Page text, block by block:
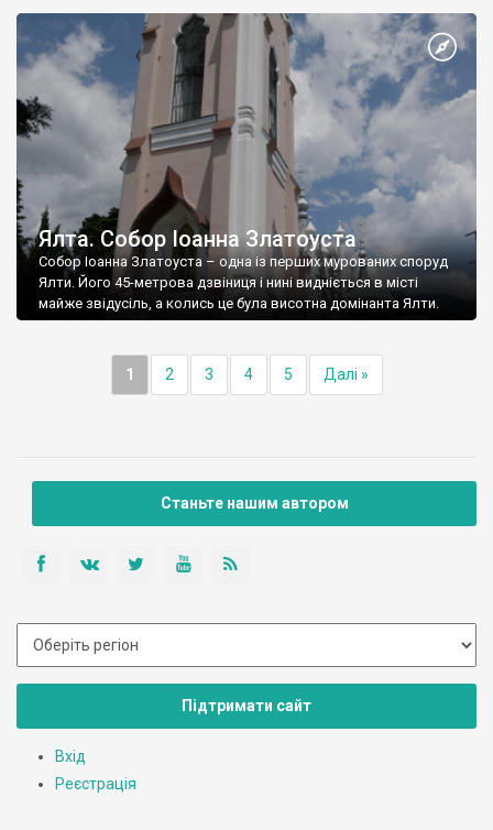
Ялта. Собор Іоанна Златоуста
Собор Іоанна Златоуста – одна із перших мурованих споруд
Ялти. Його 45-метрова дзвіниця і нині видніється в місті
майже звідусіль, а колись це була висотна домінанта Ялти.
1 2 3 4 5 Далі »
Станьте нашим автором
Підтримати сайт
Вхід
Реєстрація